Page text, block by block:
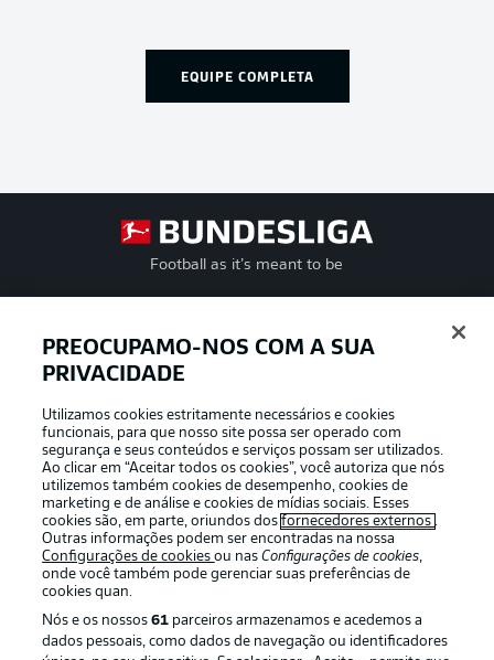
EQUIPE COMPLETA
Football as it’s meant to be
APLICATIVO DA BUNDESLIGA
Oferecido por
PREOCUPAMO-NOS COM A SUA
PRIVACIDADE
Utilizamos cookies estritamente necessários e cookies
funcionais, para que nosso site possa ser operado com
segurança e seus conteúdos e serviços possam ser utilizados.
Ao clicar em “Aceitar todos os cookies”, você autoriza que nós
utilizemos também cookies de desempenho, cookies de
marketing e de análise e cookies de mídias sociais. Esses
cookies são, em parte, oriundos dosfornecedores externos .
Outras informações podem ser encontradas na nossa
Configurações de cookiesou nasConfigurações de cookies,
onde você também pode gerenciar suas preferências de
cookies quan.
Nós e os nossos61 parceiros armazenamos e acedemos a
dados pessoais, como dados de navegação ou identificadores